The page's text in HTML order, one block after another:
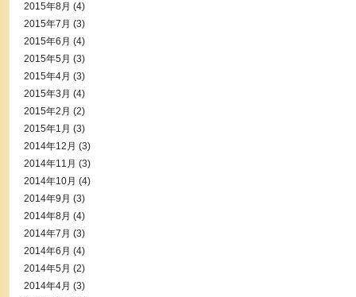
2015年8月 (4)
2015年7月 (3)
2015年6月 (4)
2015年5月 (3)
2015年4月 (3)
2015年3月 (4)
2015年2月 (2)
2015年1月 (3)
2014年12月 (3)
2014年11月 (3)
2014年10月 (4)
2014年9月 (3)
2014年8月 (4)
2014年7月 (3)
2014年6月 (4)
2014年5月 (2)
2014年4月 (3)